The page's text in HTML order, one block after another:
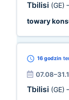
Tbilisi (GE)
towary
16 godzin
Tbilisi (GE)